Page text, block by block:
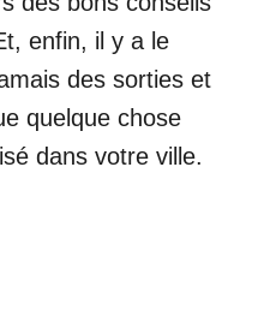
enfin, il y a le
des sorties et
quelque chose
dans votre ville.